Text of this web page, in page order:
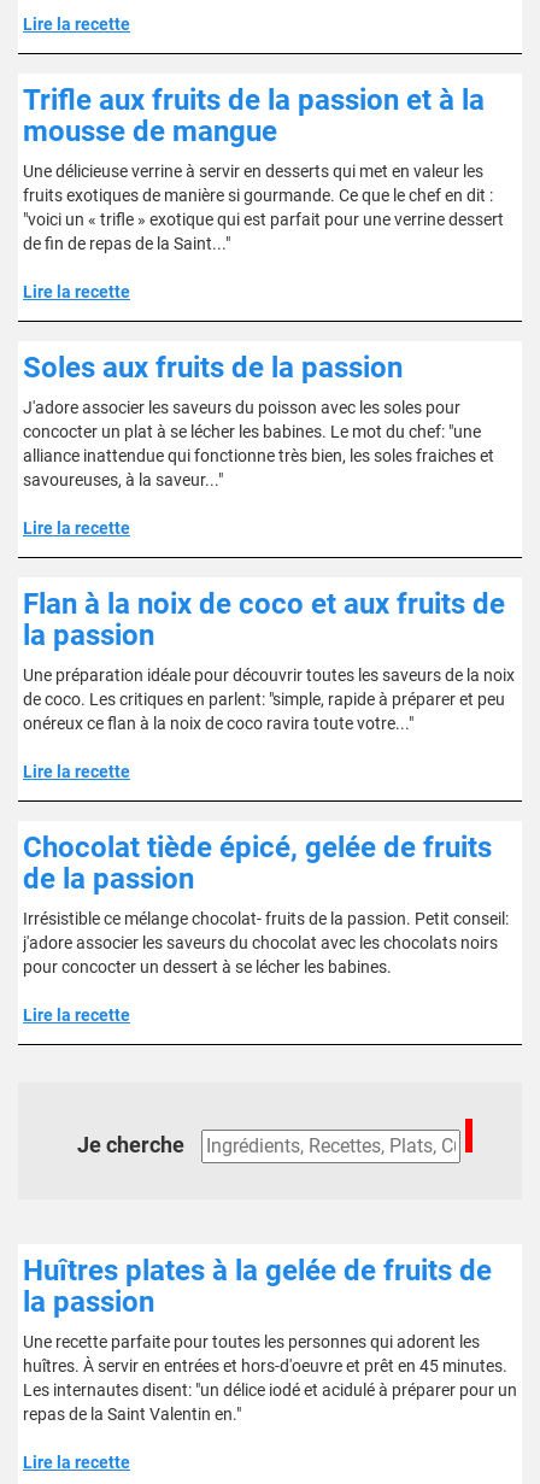
Lire la recette
Trifle aux fruits de la passion et à la
mousse de mangue
Une délicieuse verrine à servir en desserts qui met en valeur les
fruits exotiques de manière si gourmande. Ce que le chef en dit :
"voici un « trifle » exotique qui est parfait pour une verrine dessert
de fin de repas de la Saint..."
Lire la recette
Soles aux fruits de la passion
J'adore associer les saveurs du poisson avec les soles pour
concocter un plat à se lécher les babines. Le mot du chef: "une
alliance inattendue qui fonctionne très bien, les soles fraiches et
savoureuses, à la saveur..."
Lire la recette
Flan à la noix de coco et aux fruits de
la passion
Une préparation idéale pour découvrir toutes les saveurs de la noix
de coco. Les critiques en parlent: "simple, rapide à préparer et peu
onéreux ce flan à la noix de coco ravira toute votre..."
Lire la recette
Chocolat tiède épicé, gelée de fruits
de la passion
Irrésistible ce mélange chocolat- fruits de la passion. Petit conseil:
j'adore associer les saveurs du chocolat avec les chocolats noirs
pour concocter un dessert à se lécher les babines.
Lire la recette
Je cherche
Huîtres plates à la gelée de fruits de
la passion
Une recette parfaite pour toutes les personnes qui adorent les
huîtres. À servir en entrées et hors-d'oeuvre et prêt en 45 minutes.
Les internautes disent: "un délice iodé et acidulé à préparer pour un
repas de la Saint Valentin en."
Lire la recette